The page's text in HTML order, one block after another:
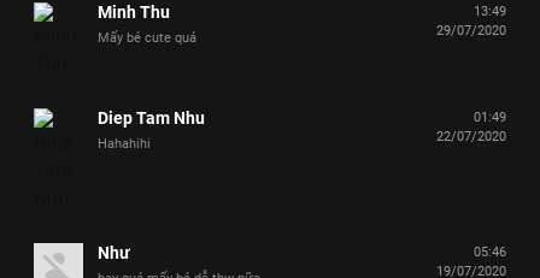
Minh Thu
Mấy bé cute quá
13:49
29/07/2020
Diep Tam Nhu
Hahahihi
01:49
22/07/2020
Như
05:46
19/07/2020